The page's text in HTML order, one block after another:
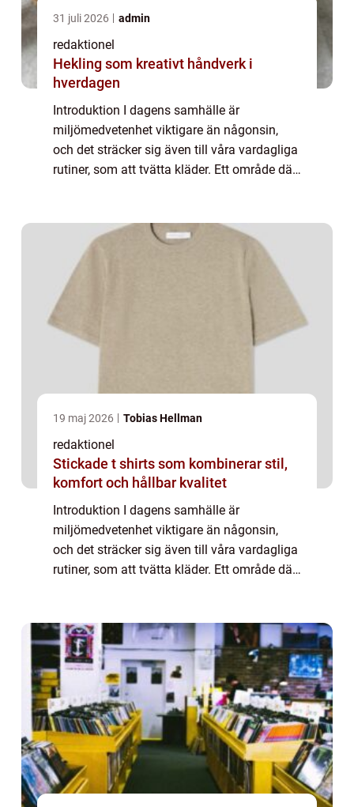
31 juli 2026 admin
redaktionel
Hekling som kreativt håndverk i
hverdagen
Introduktion I dagens samhälle är
miljömedvetenhet viktigare än någonsin,
och det sträcker sig även till våra vardagliga
rutiner, som att tvätta kläder. Ett område där
19 maj 2026 Tobias Hellman
redaktionel
Stickade t shirts som kombinerar stil,
komfort och hållbar kvalitet
Introduktion I dagens samhälle är
miljömedvetenhet viktigare än någonsin,
och det sträcker sig även till våra vardagliga
rutiner, som att tvätta kläder. Ett område där